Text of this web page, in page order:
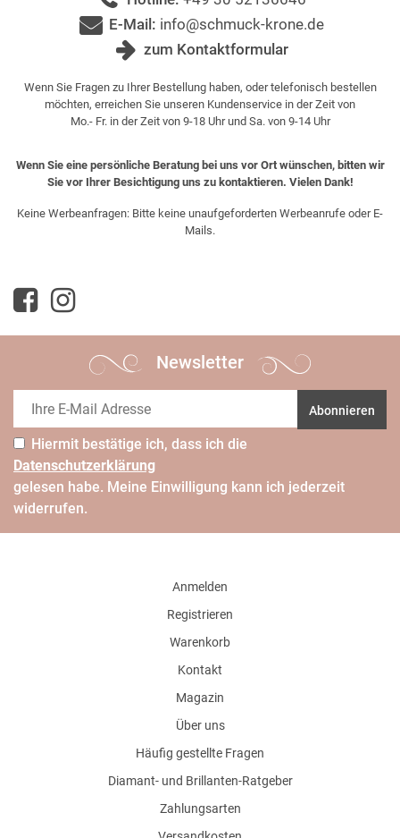
E-Mail: info@schmuck-krone.de
zum Kontaktformular
Wenn Sie Fragen zu Ihrer Bestellung haben, oder telefonisch bestellen
möchten, erreichen Sie unseren Kundenservice in der Zeit von
Mo.- Fr. in der Zeit von 9-18 Uhr und Sa. von 9-14 Uhr
Wenn Sie eine persönliche Beratung bei uns vor Ort wünschen, bitten wir
Sie vor Ihrer Besichtigung uns zu kontaktieren. Vielen Dank!
Keine Werbeanfragen: Bitte keine unaufgeforderten Werbeanrufe oder E-
Mails.
Newsletter
Abonnieren
Hiermit bestätige ich, dass ich die
Daten­schutz­erklärung
gelesen habe. Meine Einwilligung kann ich jederzeit
widerrufen.
Anmelden
Registrieren
Warenkorb
Kontakt
Magazin
Über uns
Häufig gestellte Fragen
Diamant- und Brillanten-Ratgeber
Zahlungsarten